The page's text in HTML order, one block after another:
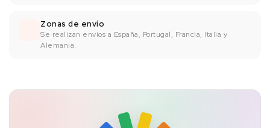
Zonas de envío
Se realizan envíos a España, Portugal, Francia, Italia y
Alemania.